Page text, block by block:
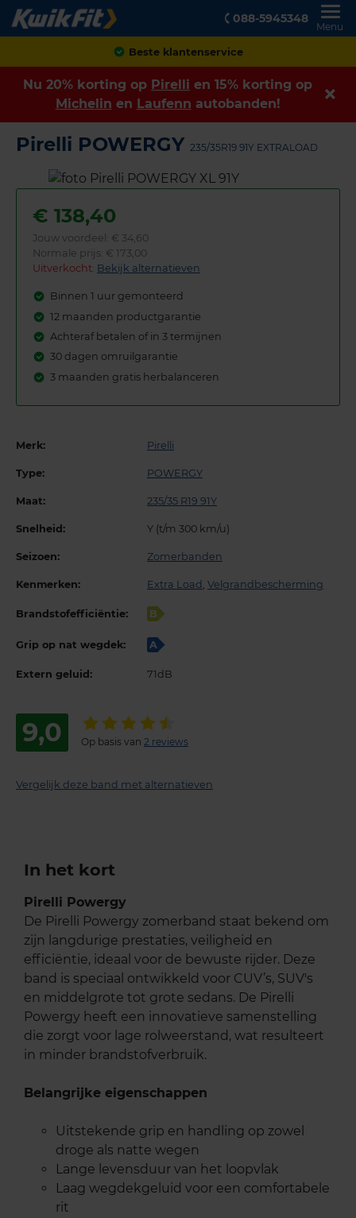
088-5945348
Menu
Achteraf betalen
Nu 20% korting op Pirelli en 15% korting op
Michelin en Laufenn autobanden!
Pirelli POWERGY 235/35R19 91Y EXTRALOAD
€ 138,40
Jouw voordeel: € 34,60
Normale prijs: € 173,00
Uitverkocht: Bekijk alternatieven
Binnen 1 uur gemonteerd
12 maanden productgarantie
Achteraf betalen of in 3 termijnen
30 dagen omruilgarantie
3 maanden gratis herbalanceren
Merk: Pirelli
Type: POWERGY
Maat: 235/35 R19 91Y
Snelheid: Y (t/m 300 km/u)
Seizoen: Zomerbanden
Kenmerken: Extra Load , Velgrandbescherming
Brandstofefficiëntie: B
Grip op nat wegdek: A
Extern geluid: 71dB
9,0 Op basis van 2 reviews
Vergelijk deze band met alternatieven
In het kort
Pirelli Powergy
De Pirelli Powergy zomerband staat bekend om
zijn langdurige prestaties, veiligheid en
efficiëntie, ideaal voor de bewuste rijder. Deze
band is speciaal ontwikkeld voor CUV’s, SUV's
en middelgrote tot grote sedans. De Pirelli
Powergy heeft een innovatieve samenstelling
die zorgt voor lage rolweerstand, wat resulteert
in minder brandstofverbruik.
Belangrijke eigenschappen
Uitstekende grip en handling op zowel
droge als natte wegen
Lange levensduur van het loopvlak
Laag wegdekgeluid voor een comfortabele
rit